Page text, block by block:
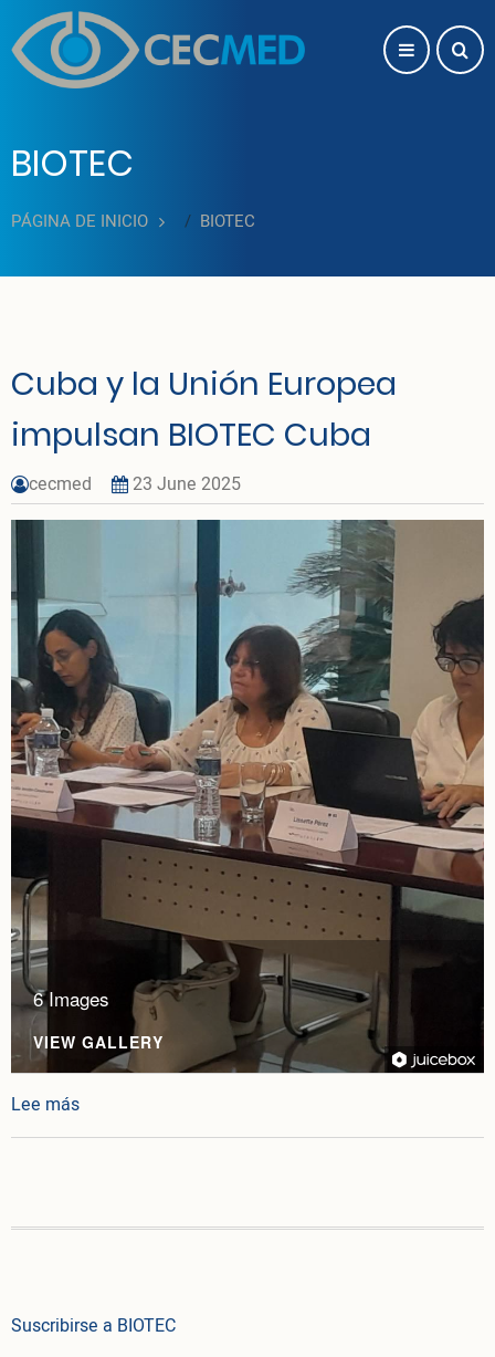
Pasar al contenido principal
BIOTEC
PÁGINA DE INICIO BIOTEC
Cuba y la Unión Europea
impulsan BIOTEC Cuba
cecmed 23 June 2025
6 Images
VIEW GALLERY
Lee mássobre Cuba y la Unión Europea impulsan BIOTEC
Suscribirse a BIOTEC